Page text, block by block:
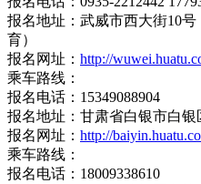
报名地址：武威市西大街10
育）
报名网址： http://
乘车路线：
报名电话：15349088904
报名地址：甘肃省白银市白
报名网址： http://
乘车路线：
报名电话：18009338610